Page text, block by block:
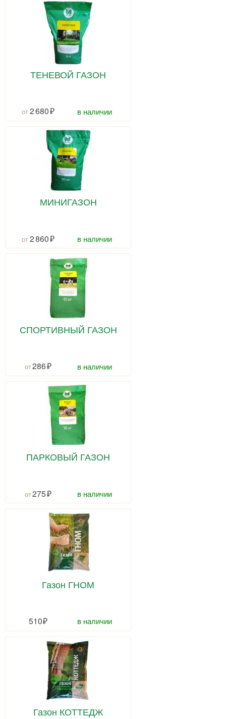
ТЕНЕВОЙ ГАЗОН
2 680 в наличии
МИНИГАЗОН
2 860 в наличии
СПОРТИВНЫЙ ГАЗОН
286 в наличии
ПАРКОВЫЙ ГАЗОН
275 в наличии
Газон ГНОМ
510 в наличии
Газон КОТТЕДЖ